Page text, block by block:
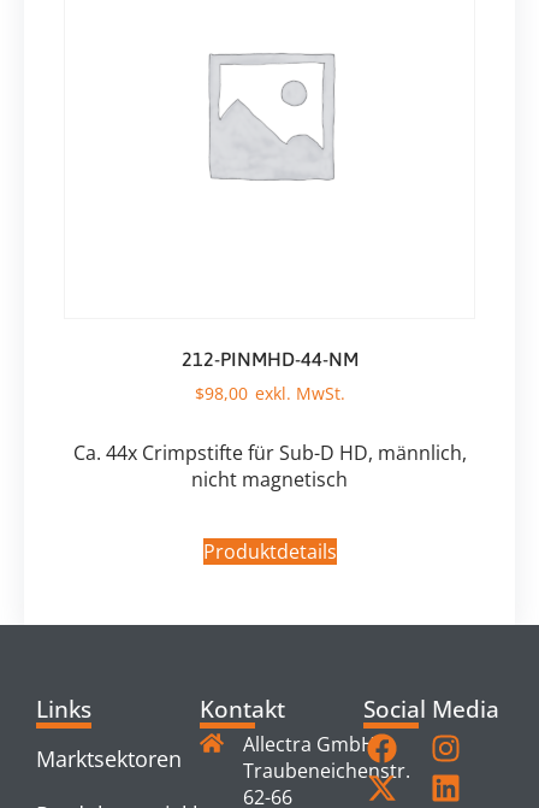
212-PINMHD-44-NM
$98,00
Ca. 44x Crimpstifte für Sub-D HD, männlich,
nicht magnetisch
Produktdetails
Links
Marktsektoren
Kontakt
Allectra GmbH
Traubeneichenstr.
62-66
Social Media